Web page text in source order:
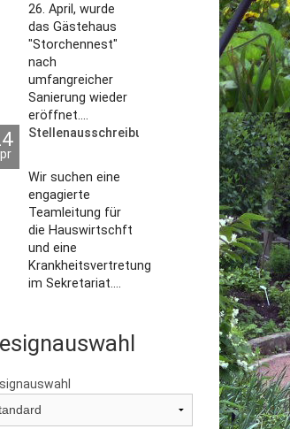
26. April, wurde
das Gästehaus
"Storchennest"
nach
umfangreicher
Sanierung wieder
eröffnet....
Stellenausschreibungen
Wir suchen eine
engagierte
Teamleitung für
die Hauswirtschft
und eine
Krankheitsvertretung
im Sekretariat....